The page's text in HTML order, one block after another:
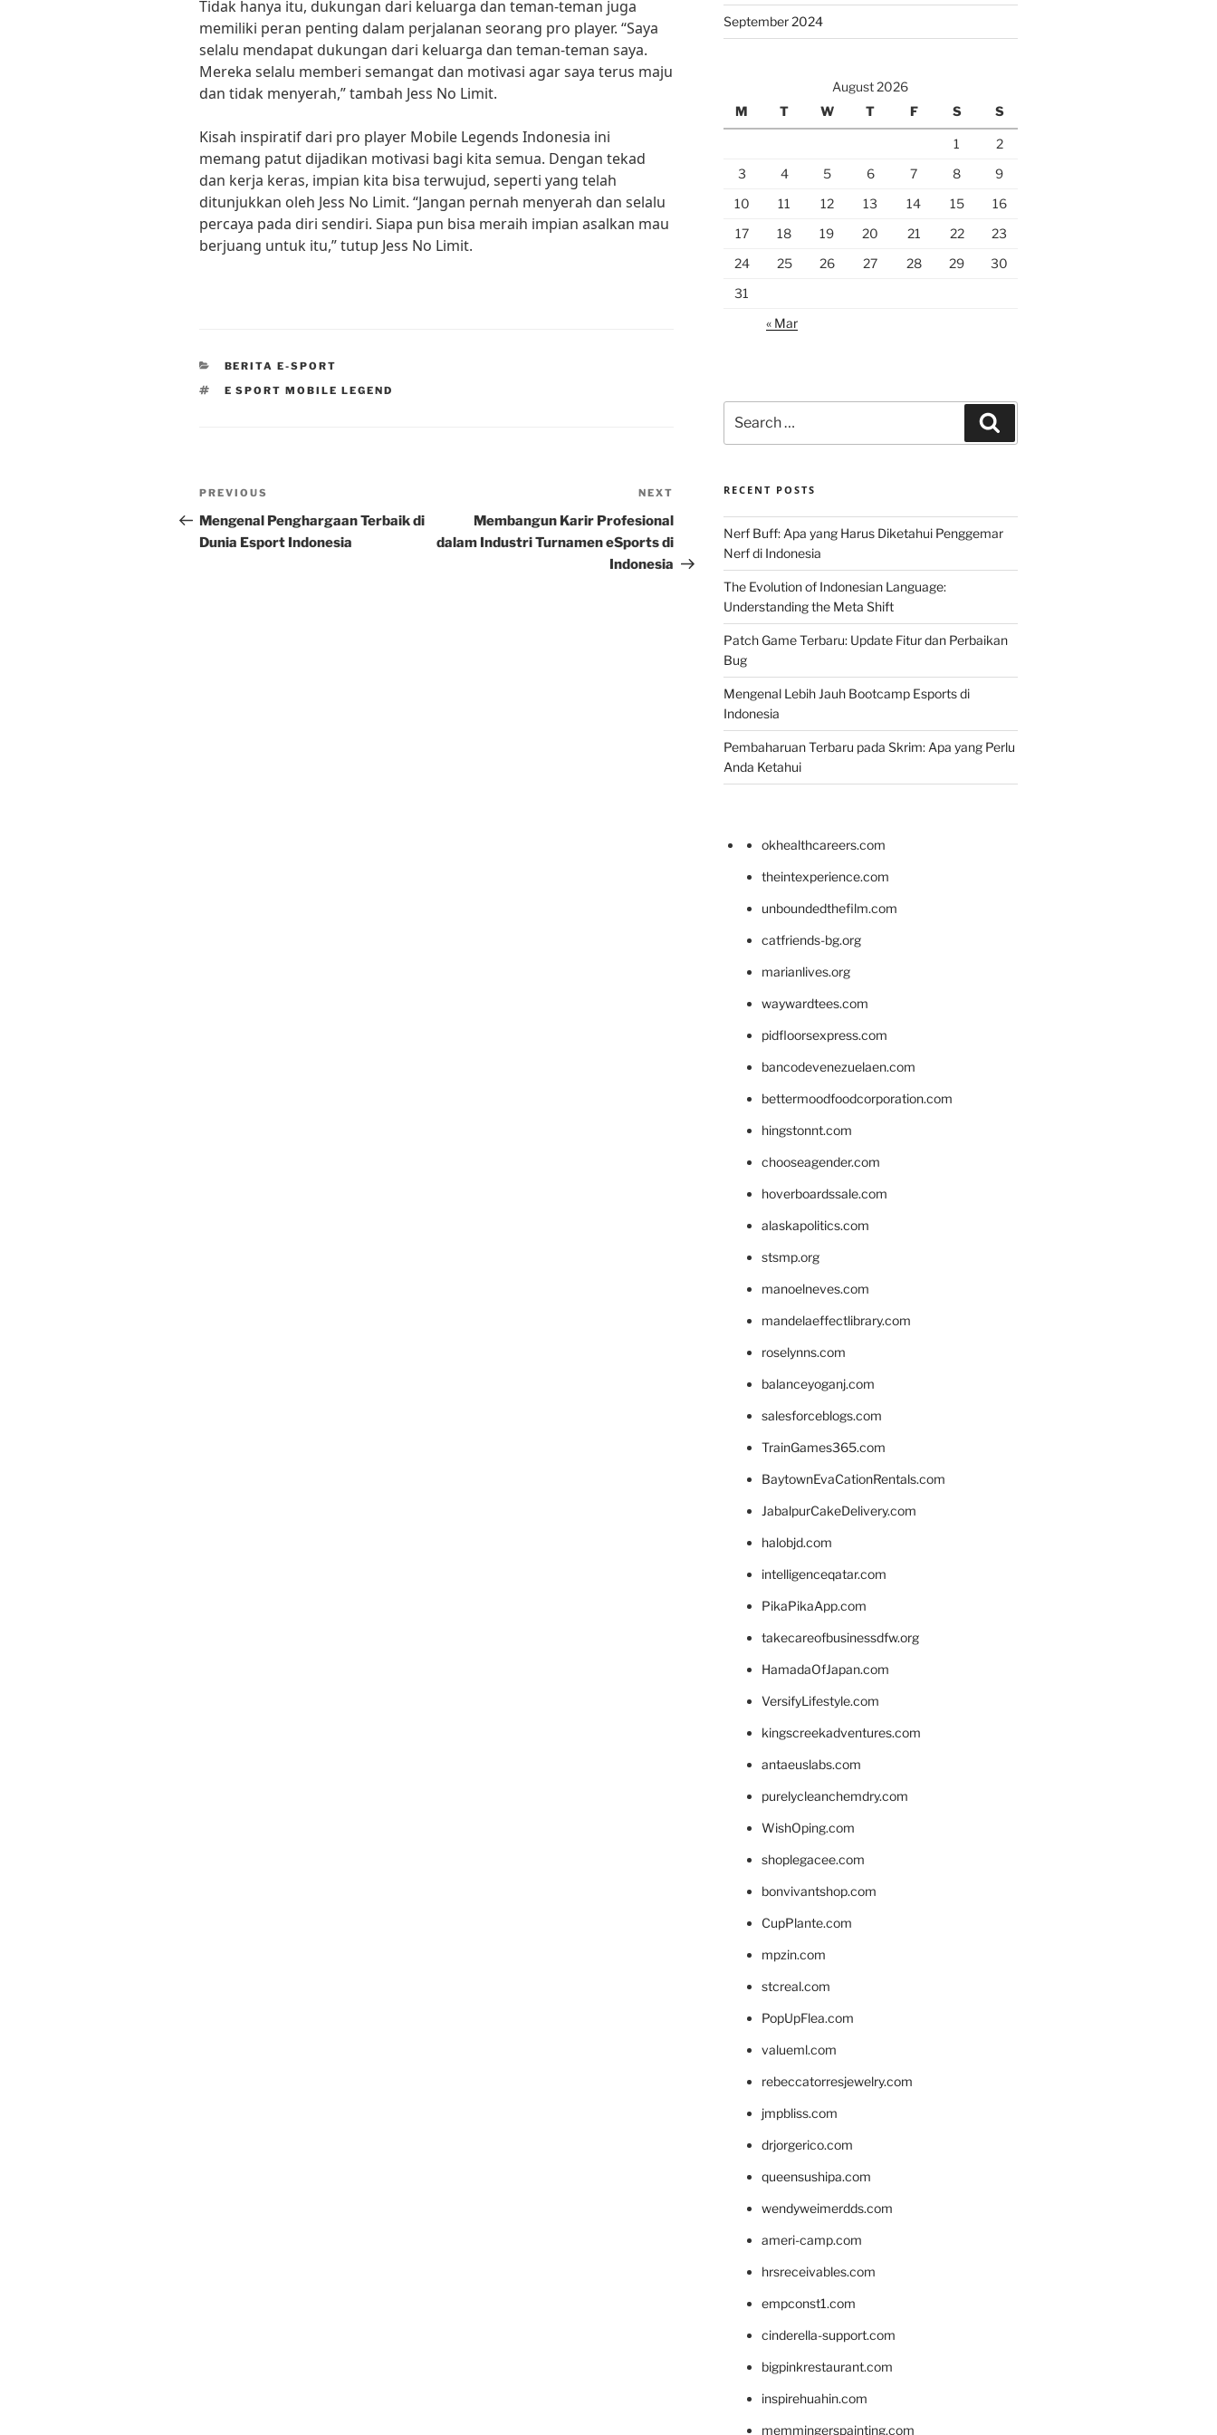
Tidak hanya itu, dukungan dari keluarga dan teman-teman juga
memiliki peran penting dalam perjalanan seorang pro player. “Saya
selalu mendapat dukungan dari keluarga dan teman-teman saya.
Mereka selalu memberi semangat dan motivasi agar saya terus maju
dan tidak menyerah,” tambah Jess No Limit.
Kisah inspiratif dari pro player Mobile Legends Indonesia ini
memang patut dijadikan motivasi bagi kita semua. Dengan tekad
dan kerja keras, impian kita bisa terwujud, seperti yang telah
ditunjukkan oleh Jess No Limit. “Jangan pernah menyerah dan selalu
percaya pada diri sendiri. Siapa pun bisa meraih impian asalkan mau
berjuang untuk itu,” tutup Jess No Limit.
CATEGORIES
BERITA E-SPORT
TAGS
E SPORT MOBILE LEGEND
Post
navigation
Previous
Post
PREVIOUS
Mengenal Penghargaan Terbaik di
Dunia Esport Indonesia
Post
NEXT
Membangun Karir Profesional
dalam Industri Turnamen eSports di
Indonesia
September 2024
August 2026
M
T W T F S S
1
2
3
4 5 6 7 8
9
10
11 12 13 14 15
16
17
18 19 20 21 22
23
24
25 26 27 28 29
30
31
« Mar
for:
RECENT POSTS
Nerf Buff: Apa yang Harus Diketahui Penggemar
Nerf di Indonesia
The Evolution of Indonesian Language:
Understanding the Meta Shift
Patch Game Terbaru: Update Fitur dan Perbaikan
Bug
Mengenal Lebih Jauh Bootcamp Esports di
Indonesia
Pembaharuan Terbaru pada Skrim: Apa yang Perlu
Anda Ketahui
okhealthcareers.com
theintexperience.com
unboundedthefilm.com
catfriends-bg.org
marianlives.org
waywardtees.com
pidfloorsexpress.com
bancodevenezuelaen.com
bettermoodfoodcorporation.com
hingstonnt.com
chooseagender.com
hoverboardssale.com
alaskapolitics.com
stsmp.org
manoelneves.com
mandelaeffectlibrary.com
roselynns.com
balanceyoganj.com
salesforceblogs.com
TrainGames365.com
BaytownEvaCationRentals.com
JabalpurCakeDelivery.com
halobjd.com
intelligenceqatar.com
PikaPikaApp.com
takecareofbusinessdfw.org
HamadaOfJapan.com
VersifyLifestyle.com
kingscreekadventures.com
antaeuslabs.com
purelycleanchemdry.com
WishOping.com
shoplegacee.com
bonvivantshop.com
CupPlante.com
mpzin.com
stcreal.com
PopUpFlea.com
valueml.com
rebeccatorresjewelry.com
jmpbliss.com
drjorgerico.com
queensushipa.com
wendyweimerdds.com
ameri-camp.com
hrsreceivables.com
empconst1.com
cinderella-support.com
bigpinkrestaurant.com
inspirehuahin.com
memmingerspainting.com